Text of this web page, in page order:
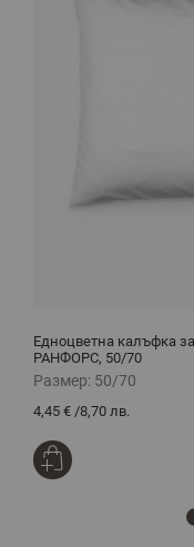
Едноцветна калъфка
РАНФОРС, 50/70
Размер: 50/70
4,45 € /8,70 лв.